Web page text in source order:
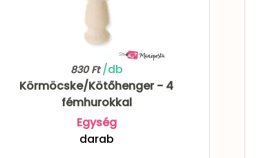
830 Ft/db
Körmöcske/Kötőhenger - 4
fémhurokkal
Egység
darab